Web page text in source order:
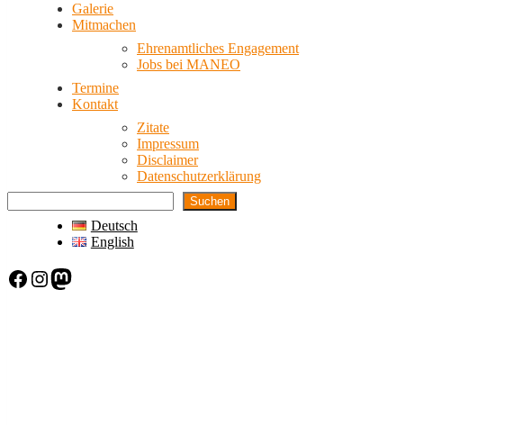
Galerie
Mitmachen
Ehrenamtliches Engagement
Jobs bei MANEO
Termine
Kontakt
Zitate
Impressum
Disclaimer
Datenschutzerklärung
Suchen
Deutsch
English
Facebook Instagram Mastodon